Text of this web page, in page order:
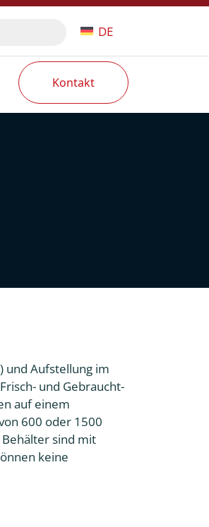
Search DE
Kontakt
und Aufstellung im
und Gebraucht-
auf einem
600 oder 1500
sind mit
keine